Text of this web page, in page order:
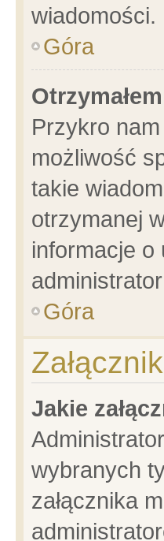
wiadomości.
Góra
Przykro
możliwość
takie
otrzymanej
informacje o
Góra
Jakie
wybranych
załącznika